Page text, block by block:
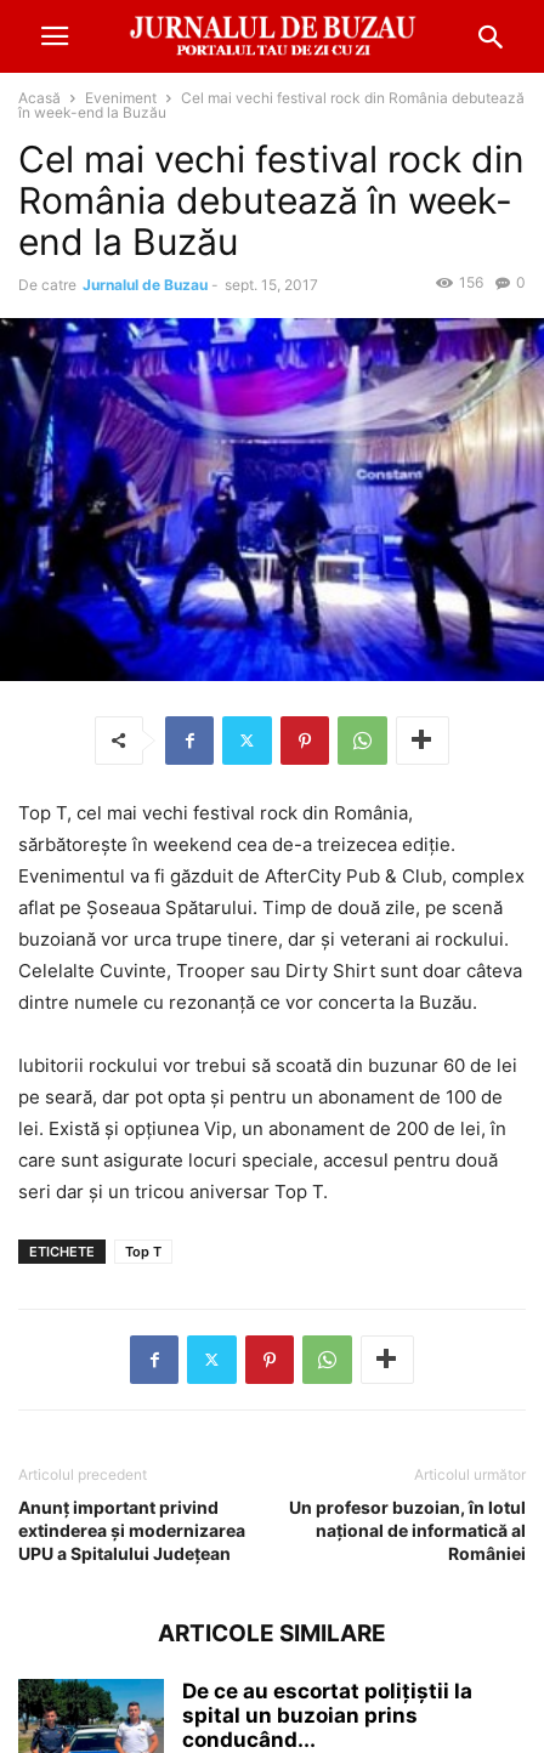
Acasă Eveniment
Cel mai vechi festival rock din România debutează
în week-end la Buzău
Cel mai vechi festival rock din
România debutează în week-
end la Buzău
De catre Jurnalul de Buzau - sept. 15, 2017 0
156
Top T, cel mai vechi festival rock din România,
sărbătoreşte în weekend cea de-a treizecea ediţie.
Evenimentul va fi găzduit de AfterCity Pub & Club, complex
aflat pe Şoseaua Spătarului. Timp de două zile, pe scenă
buzoiană vor urca trupe tinere, dar şi veterani ai rockului.
Celelalte Cuvinte, Trooper sau Dirty Shirt sunt doar câteva
dintre numele cu rezonanţă ce vor concerta la Buzău.
Iubitorii rockului vor trebui să scoată din buzunar 60 de lei
pe seară, dar pot opta şi pentru un abonament de 100 de
lei. Există şi opţiunea Vip, un abonament de 200 de lei, în
care sunt asigurate locuri speciale, accesul pentru două
seri dar şi un tricou aniversar Top T.
ETICHETE Top T
Articolul precedent
Anunț important privind
extinderea și modernizarea
UPU a Spitalului Județean
Articolul următor
Un profesor buzoian, în lotul
naţional de informatică al
României
ARTICOLE SIMILARE
De ce au escortat polițiștii la
spital un buzoian prins
conducând...